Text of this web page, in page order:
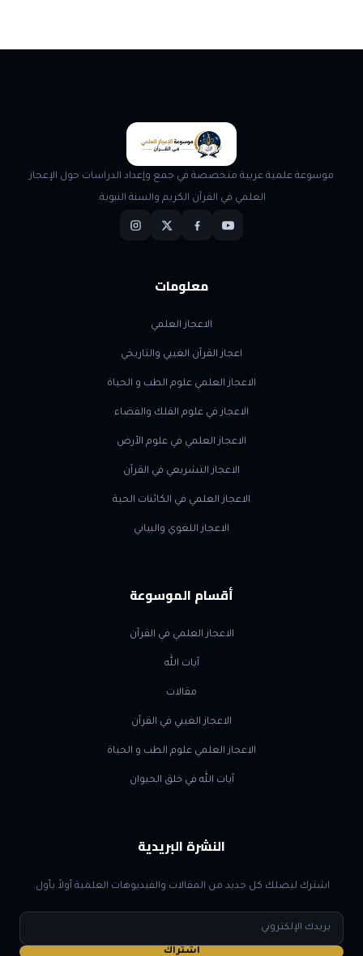
موسوعة علمية عربية متخصصة في جمع وإعداد الدراسات حول الإعجاز
العلمي في القرآن الكريم والسنة النبوية.
معلومات
الاعجاز العلمي
اعجاز القرآن الغيبي والتاريخي
الاعجاز العلمي علوم الطب و الحياة
الاعجاز في علوم الفلك والفضاء
الاعجاز العلمي في علوم الأرض
الاعجاز التشريعي في القرآن
الاعجاز العلمي في الكائنات الحية
الاعجاز اللغوي والبياني
أقسام الموسوعة
الاعجاز العلمي في القرآن
آيات الله
مقالات
الاعجاز الغيبي في القرآن
الاعجاز العلمي علوم الطب و الحياة
آيات الله في خلق الحيوان
النشرة البريدية
اشترك ليصلك كل جديد من المقالات والفيديوهات العلمية أولاً بأول.
البريد
الإلكتروني
اشتراك